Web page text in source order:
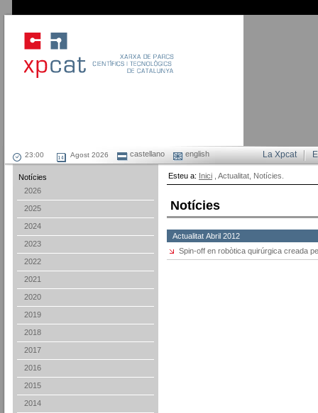
Agost 2026 castellano english La Xpcat
Notícies
2026
2025
2024
2023
2022
2021
2020
2019
2018
2017
2016
2015
2014
Esteu a: Inici , Actualitat, Notícies.
Notícies
Actualitat Abril 2012
Spin-off en robòtica quirúrgica creada